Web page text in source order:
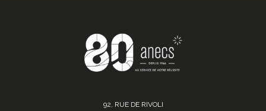
92, RUE DE RIVOLI